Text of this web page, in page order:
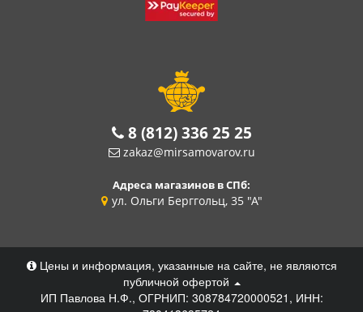
8 (812) 336 25 25
zakaz@mirsamovarov.ru
Адреса магазинов в СПб:
ул. Ольги Берггольц, 35 "А"
Цены и информация, указанные на сайте, не являются
публичной офертой
ИП Павлова Н.Ф., ОГРНИП: 308784720000521, ИНН: